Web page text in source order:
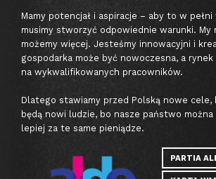
Mamy potencjał i aspiracje – aby to w
musimy stworzyć odpowiednie warunki. My
możemy więcej. Jesteśmy innowacyjni i
gospodarka może być nowoczesna, a
na wykwalifikowanych pracowników.
Dlatego stawiamy przed Polską nowe
będą nowi ludzie, bo nasze państwo
lepiej za te same pieniądze.
PARTIA